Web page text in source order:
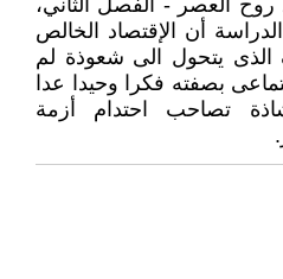
روح العصر - الفصل الثاني،
أن الإقتصاد الخالص
الذى يتحول الى شعوذة لم
بصفته فكرا وحيدا عدا
تصاحب احتدام أزمة